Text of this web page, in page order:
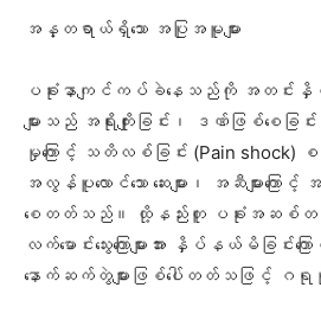
အန္တရာယ်ရှိသော အပြုအမူများ
ပခုံးနာကျင်ကပ်ခဲနေသည်ကို အတင်း
များသည် အရိုးကျိုးခြင်း၊ ဒဏ်ဖြစ်စေခြင်
မှုကြောင့် သတိလစ်ခြင်း (Pain
အလွန်ပူလောင်သော ဆေးများ၊ အဆီများကြောင့်
စေတတ်သည်။ ထို့နည်းတူ ပခုံးအဆစ်
လက်မောင်းသွေးကြောများအား နှိပ်နယ်မိခြင်း
နောက်ဆက်တွဲများဖြစ်ပေါ်တတ်သဖြင့်